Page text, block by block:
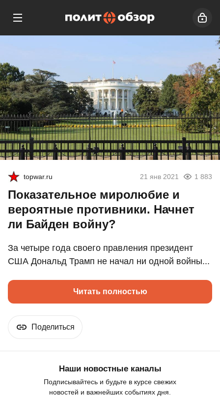
topwar.ru 21 янв 2021 1 883
Показательное миролюбие и
вероятные противники. Начнет
ли Байден войну?
За четыре года своего правления президент
США Дональд Трамп не начал ни одной войны...
Читать полностью
Поделиться
Наши новостные каналы
Подписывайтесь и будьте в курсе свежих
новостей и важнейших событиях дня.